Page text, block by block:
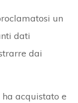
un
dati
dai
acquistato e